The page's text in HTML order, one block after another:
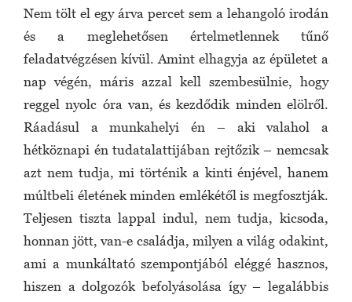
Nem tölt el egy árva percet sem a lehangoló irodán
és a meglehetősen értelmetlennek tűnő
feladatvégzésen kívül. Amint elhagyja az épületet a
nap végén, máris azzal kell szembesülnie, hogy
reggel nyolc óra van, és kezdődik minden elölről.
Ráadásul a munkahelyi én – aki valahol a
hétköznapi én tudatalattijában rejtőzik – nemcsak
azt nem tudja, mi történik a kinti énjével, hanem
múltbeli életének minden emlékétől is megfosztják.
Teljesen tiszta lappal indul, nem tudja, kicsoda,
honnan jött, van-e családja, milyen a világ odakint,
ami a munkáltató szempontjából eléggé hasznos,
hiszen a dolgozók befolyásolása így – legalábbis